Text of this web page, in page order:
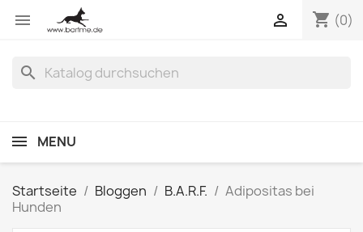
 shopping_cart (0)

search
MENU
Startseite Bloggen B.A.R.F.
Adipositas bei
Hunden